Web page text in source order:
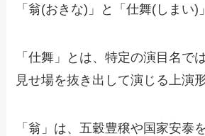
「翁(おきな)」と「仕舞(しまい)
「仕舞」とは、特定の演目名で
見せ場を抜き出して演じる上演
「翁」は、五穀豊穣や国家安泰